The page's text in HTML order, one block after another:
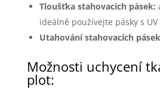
Tloušťka stahovacích pásek:
ideálně používejte pásky s
Utahování stahovacích
Možnosti uchycení
plot: